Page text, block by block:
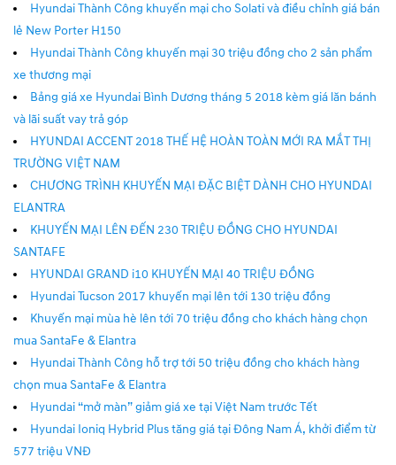
Hyundai Thành Công khuyến mại cho Solati và điều chỉnh giá bán
lẻ New Porter H150
Hyundai Thành Công khuyến mại 30 triệu đồng cho 2 sản phẩm
xe thương mại
Bảng giá xe Hyundai Bình Dương tháng 5 2018 kèm giá lăn bánh
và lãi suất vay trả góp
HYUNDAI ACCENT 2018 THẾ HỆ HOÀN TOÀN MỚI RA MẮT THỊ
TRƯỜNG VIỆT NAM
CHƯƠNG TRÌNH KHUYẾN MẠI ĐẶC BIỆT DÀNH CHO HYUNDAI
ELANTRA
KHUYẾN MẠI LÊN ĐẾN 230 TRIỆU ĐỒNG CHO HYUNDAI
SANTAFE
HYUNDAI GRAND i10 KHUYẾN MẠI 40 TRIỆU ĐỒNG
Hyundai Tucson 2017 khuyến mại lên tới 130 triệu đồng
Khuyến mại mùa hè lên tới 70 triệu đồng cho khách hàng chọn
mua SantaFe & Elantra
Hyundai Thành Công hỗ trợ tới 50 triệu đồng cho khách hàng
chọn mua SantaFe & Elantra
Hyundai “mở màn” giảm giá xe tại Việt Nam trước Tết
Hyundai Ioniq Hybrid Plus tăng giá tại Đông Nam Á, khởi điểm từ
577 triệu VNĐ